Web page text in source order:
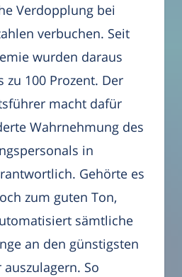
Verdopplung bei
verbuchen. Seit
wurden daraus
zu 100 Prozent. Der
macht dafür
Wahrnehmung des
in
Gehörte es
zum guten Ton,
sämtliche
an den günstigsten
So